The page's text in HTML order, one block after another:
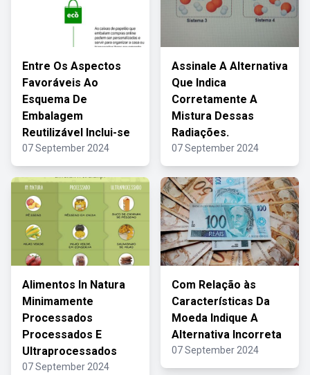
Entre Os Aspectos
Favoráveis Ao
Esquema De
Embalagem
Reutilizável Inclui-se
07 September 2024
Assinale A Alternativa
Que Indica
Corretamente A
Mistura Dessas
Radiações.
07 September 2024
Alimentos In Natura
Minimamente
Processados
Processados E
Ultraprocessados
07 September 2024
Com Relação às
Características Da
Moeda Indique A
Alternativa Incorreta
07 September 2024